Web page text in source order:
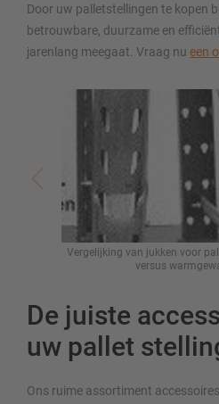
Door uw palletstellingen te kopen
betrouwbare, duurzame en
jarenlang meegaat. Vraag nu een
Vergelijking van jukken voor
versus
De juiste
uw pallet
Ons ruime assortiment